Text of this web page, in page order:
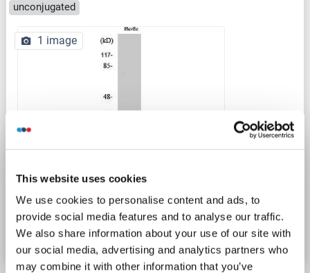
This website uses cookies
We use cookies to personalise content and ads, to
provide social media features and to analyse our traffic.
We also share information about your use of our site with
our social media, advertising and analytics partners who
may combine it with other information that you’ve
unconjugated
1 image
Produktnummer ABIN7216972
Datenblatt Details